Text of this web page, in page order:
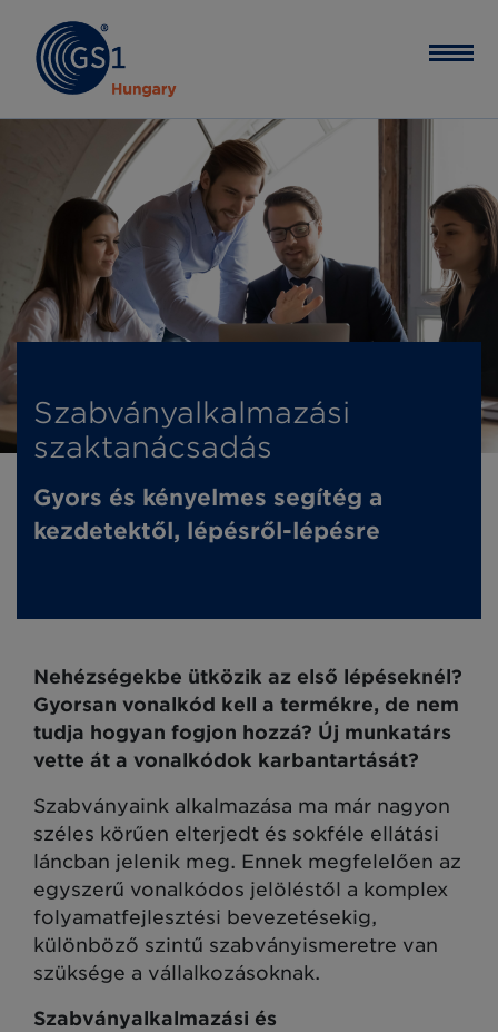
Szabványalkalmazási
szaktanácsadás
Gyors és kényelmes segítég a
kezdetektől, lépésről-lépésre
Nehézségekbe ütközik az első lépéseknél?
Gyorsan vonalkód kell a termékre, de nem
tudja hogyan fogjon hozzá? Új munkatárs
vette át a vonalkódok karbantartását?
Szabványaink alkalmazása ma már nagyon
széles körűen elterjedt és sokféle ellátási
láncban jelenik meg. Ennek megfelelően az
egyszerű vonalkódos jelöléstől a komplex
folyamatfejlesztési bevezetésekig,
különböző szintű szabványismeretre van
szüksége a vállalkozásoknak.
Szabványalkalmazási és